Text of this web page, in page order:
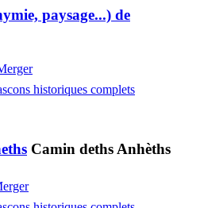
paysage...) de
historiques complets
Camin deths Anhèths